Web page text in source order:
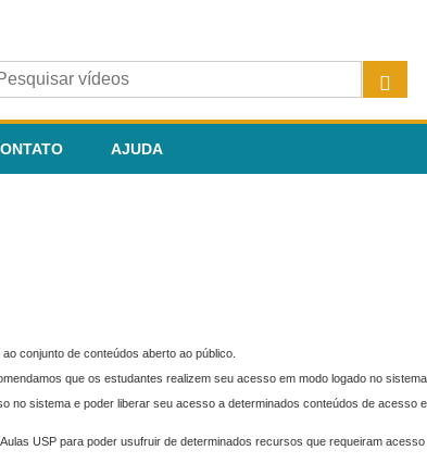
AJUDA
conjunto de conteúdos aberto ao público.
que os estudantes realizem seu acesso em modo logado no
no sistema e poder liberar seu acesso a determinados conteúdos de acesso
USP para poder usufruir de determinados recursos que requeiram